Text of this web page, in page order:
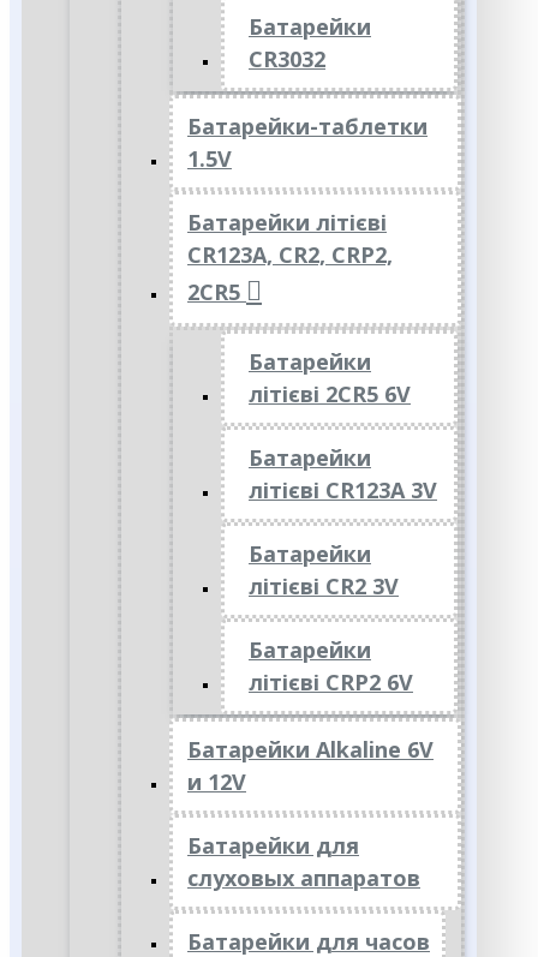
Батарейки
CR3032
Батарейки-таблетки
1.5V
Батарейки літієві
CR123A, CR2, CRP2,
2CR5
Батарейки
літієві 2CR5 6V
Батарейки
літієві CR123A 3V
Батарейки
літієві CR2 3V
Батарейки
літієві CRP2 6V
Батарейки Alkaline 6V
и 12V
Батарейки для
слуховых аппаратов
Батарейки для часов